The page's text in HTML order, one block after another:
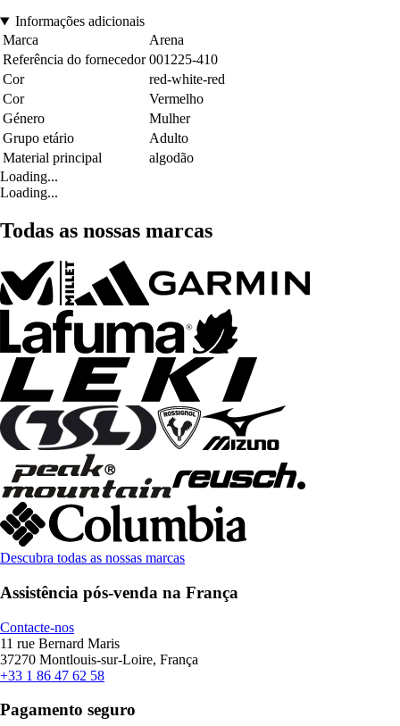
Informações adicionais
Marca
Arena
Referência do fornecedor 001225-410
Cor
red-white-red
Cor
Vermelho
Género
Mulher
Grupo etário
Adulto
Material principal
algodão
Loading...
Loading...
Todas as nossas marcas
Descubra todas as nossas marcas
Assistência pós-venda na França
Contacte-nos
11 rue Bernard Maris
37270 Montlouis-sur-Loire, França
+33 1 86 47 62 58
Pagamento seguro